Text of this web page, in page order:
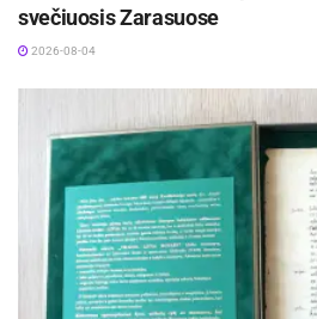
svečiuosis Zarasuose
2026-08-04